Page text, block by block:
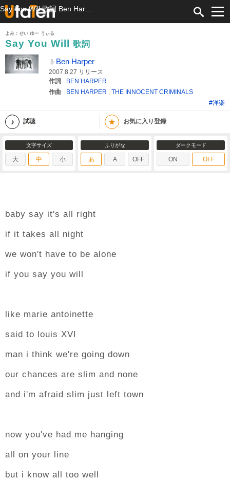
よみ：せい ゆー うぃる
Say You Will
歌詞
Ben Harper
2007.8.27 リリース
作詞
BEN HARPER
作曲
BEN HARPER , THE INNOCENT CRIMINALS
#洋楽
試聴 ★ お気に入り登録
文字サイズ
大 中 小
ふりがな
あ A OFF
ダークモード
ON OFF
baby say it's all right
if it takes all night
we won't have to be alone
if you say you will
like marie antoinette
said to louis XVI
man i think we're going down
our chances are slim and none
and i'm afraid slim just left town
now you've had me hanging
all on your line
but i know all too well